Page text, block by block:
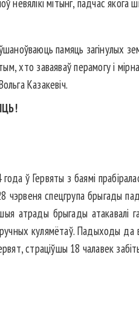
невялікі мітынг, падчас якога
памяць загінулых
хто заваяваў перамогу і
Казакевіч.
ў Гервяты з баямі
чэрвеня спецгрупа брыгады
атрады брыгады атакавалі
кулямётаў. Падыходы да
страціўшы 18 чалавек